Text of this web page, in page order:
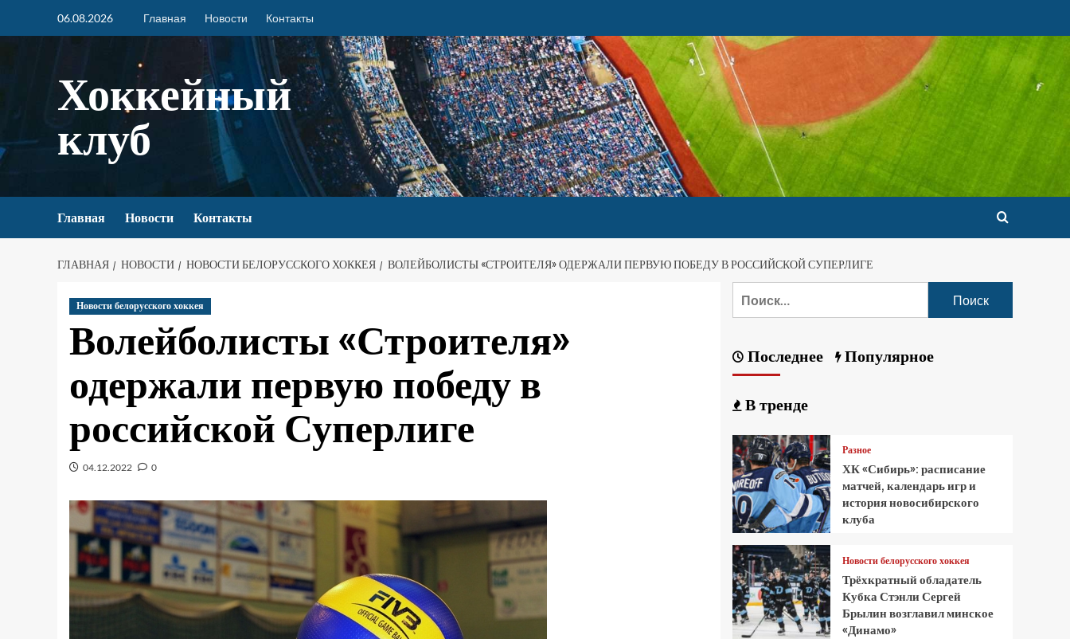
06.08.2026 Главная Новости Контакты
Хоккейный
клуб
Главная Новости Контакты
ГЛАВНАЯ НОВОСТИ НОВОСТИ БЕЛОРУССКОГО ХОККЕЯ ВОЛЕЙБОЛИСТЫ «СТРОИТЕЛЯ» ОДЕРЖАЛИ ПЕРВУЮ ПОБЕДУ В РОССИЙСКОЙ СУПЕРЛИГЕ
Новости белорусского хоккея
Волейболисты «Строителя»
одержали первую победу в
российской Суперлиге
04.12.2022 0
Последнее Популярное
В тренде
Разное
ХК «Сибирь»: расписание
матчей, календарь игр и
история новосибирского
клуба
Новости белорусского хоккея
Трёхкратный обладатель
Кубка Стэнли Сергей
Брылин возглавил минское
«Динамо»